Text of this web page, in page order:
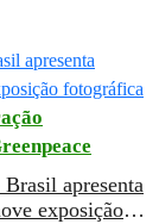
apresenta
exposição